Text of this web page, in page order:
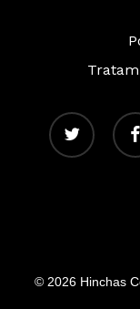
twitter
© 2026 Hinchas